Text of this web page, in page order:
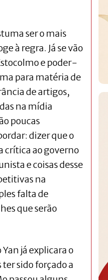
ser o mais
à regra. Já se vão
e poder-
para matéria de
de artigos,
na mídia
poucas
dizer que o
crítica ao governo
e coisas desse
na
falta de
que serão
já explicara o
sido forçado a